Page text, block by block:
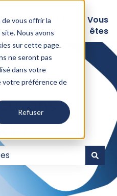
vous offrir la
Nous avons
sur cette page.
ne seront pas
dans votre
votre préférence de
Refuser
Expertise
Assurances
Vous
êtes
?
car le champ de